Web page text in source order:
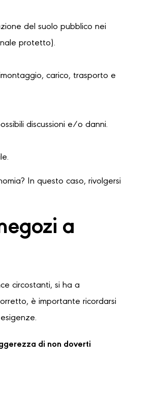
del suolo pubblico nei
protetto).
carico, trasporto e
discussioni e/o danni.
In questo caso, rivolgersi
a
circostanti, si ha a
è importante ricordarsi
di non doverti